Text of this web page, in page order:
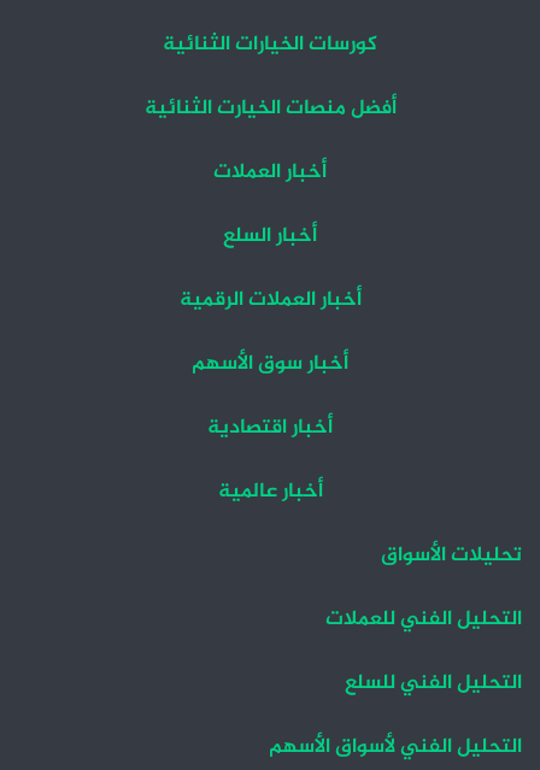
كورسات الخيارات الثنائية
أفضل منصات الخيارت الثنائية
أخبار العملات
أخبار السلع
أخبار العملات الرقمية
أخبار سوق الأسهم
أخبار اقتصادية
أخبار عالمية
تحليلات الأسواق
التحليل الفني للعملات
التحليل الفني للسلع
التحليل الفني لأسواق الأسهم